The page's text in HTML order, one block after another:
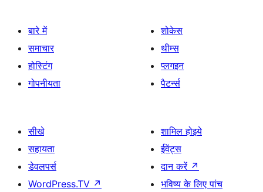
बारे में
समाचार
होस्टिंग
गोपनीयता
शोकेस
थीम्स
प्लगइन
पैटर्न्स
सीखे
सहायता
डेवलपर्स
WordPress.TV ↗
शामिल होइये
ईवेंट्स
दान करें ↗
भविष्य के लिए पांच